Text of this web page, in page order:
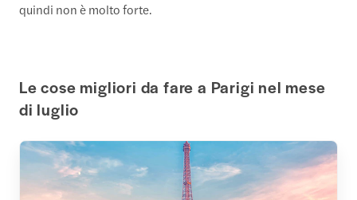
quindi non è molto forte.
Le cose migliori da fare a Parigi nel mese
di luglio